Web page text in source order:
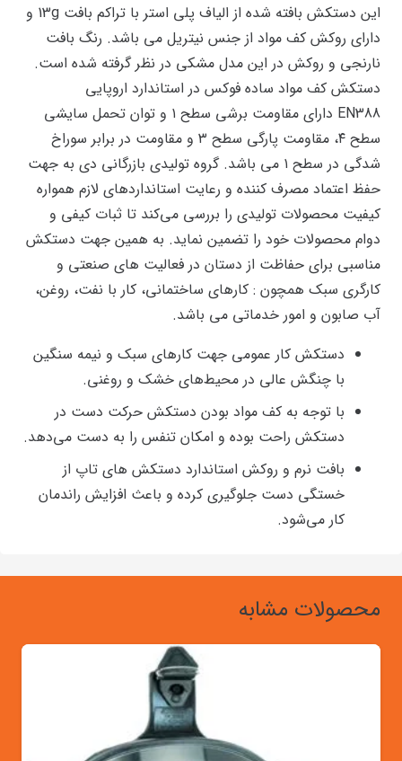
این دستکش بافته شده از الیاف پلی استر با تراکم بافت 13g و
دارای روکش کف مواد از جنس نیتریل می باشد. رنگ بافت
نارنجی و روکش در این مدل مشکی در نظر گرفته شده است.
دستکش کف مواد ساده فوکس در استاندارد اروپایی
EN388 دارای مقاومت برشی سطح ۱ و توان تحمل سایشی
سطح ۴، مقاومت پارگی سطح ۳ و مقاومت در برابر سوراخ
شدگی در سطح ۱ می باشد. گروه تولیدی بازرگانی دی به جهت
حفظ اعتماد مصرف کننده و رعایت استانداردهای لازم همواره
کیفیت محصولات تولیدی را بررسی می‌کند تا ثبات کیفی و
دوام محصولات خود را تضمین نماید. به همین جهت دستکش
مناسبی برای حفاظت از دستان در فعالیت های صنعتی و
کارگری سبک همچون : کارهای ساختمانی، کار با نفت، روغن،
آب صابون و امور خدماتی می باشد.
دستکش کار عمومی جهت کارهای سبک و نیمه سنگین
با چنگش عالی در محیط‌های خشک و روغنی.
با توجه به کف مواد بودن دستکش حرکت دست در
دستکش راحت بوده و امکان تنفس را به دست می‌دهد.
بافت نرم و روکش استاندارد دستکش های تاپ از
خستگی دست جلوگیری کرده و باعث افزایش راندمان
کار می‌شود.
محصولات مشابه